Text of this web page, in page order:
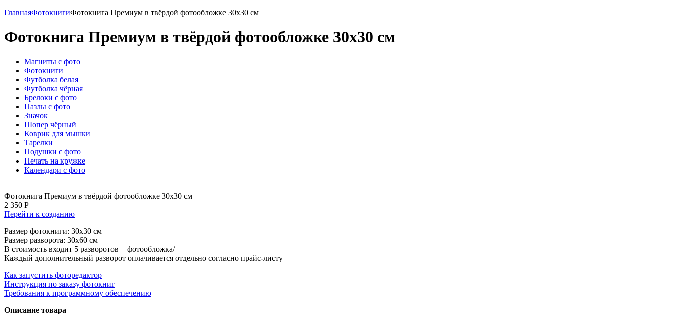
ГлавнаяФотокнигиФотокнига Премиум в твёрдой фотообложке 30х30 см
Фотокнига Премиум в твёрдой фотообложке 30х30 см
Магниты с фото
Фотокниги
Футболка белая
Футболка чёрная
Брелоки с фото
Пазлы с фото
Значок
Шопер чёрный
Коврик для мышки
Тарелки
Подушки с фото
Печать на кружке
Календари с фото
Фотокнига Премиум в твёрдой фотообложке 30х30 см
2 350 Р
Перейти к созданию
Размер фотокниги: 30x30 см
Размер разворота: 30х60 см
В стоимость входит 5 разворотов + фотообложка/
Каждый дополнительный разворот оплачивается отдельно согласно прайс-листу
Как запустить фоторедактор
Инструкция по заказу фотокниг
Требования к программному обеспечению
Описание товара